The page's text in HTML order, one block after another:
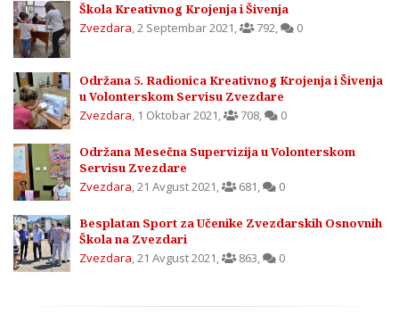
Škola Kreativnog Krojenja i Šivenja
Zvezdara,2 Septembar 2021, 792, 0
Održana 5. Radionica Kreativnog Krojenja i Šivenja
u Volonterskom Servisu Zvezdare
Zvezdara, 1 Oktobar 2021, 708, 0
Održana Mesečna Supervizija u Volonterskom
Servisu Zvezdare
Zvezdara,21 Avgust 2021, 681, 0
Besplatan Sport za Učenike Zvezdarskih Osnovnih
Škola na Zvezdari
Zvezdara,21 Avgust 2021, 863, 0